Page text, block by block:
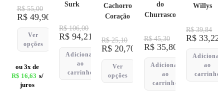
R$55,00
R$49,90
Ver
opções
ou 3x de
R$ 16,63 s/
juros
Surk
R$106,00
R$ 94,21
Adicionar
ao
carrinho
Cachorro
Coração
R$25,10
R$20,70
Ver
opções
do
Churrasco
R$45,30
R$35,80
Adicionar
ao
carrinho
Willys
R$39,84
R$ 33,22
Adicionar
ao
carrinho